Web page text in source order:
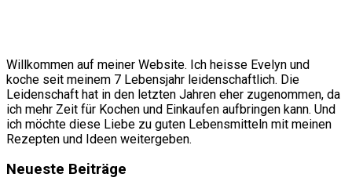
Willkommen auf meiner Website. Ich heisse Evelyn und
koche seit meinem 7 Lebensjahr leidenschaftlich. Die
Leidenschaft hat in den letzten Jahren eher zugenommen, da
ich mehr Zeit für Kochen und Einkaufen aufbringen kann. Und
ich möchte diese Liebe zu guten Lebensmitteln mit meinen
Rezepten und Ideen weitergeben.
Neueste Beiträge